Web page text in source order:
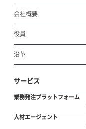
会社概要
役員
沿革
サービス
業務発注プラットフォーム
人材エージェント